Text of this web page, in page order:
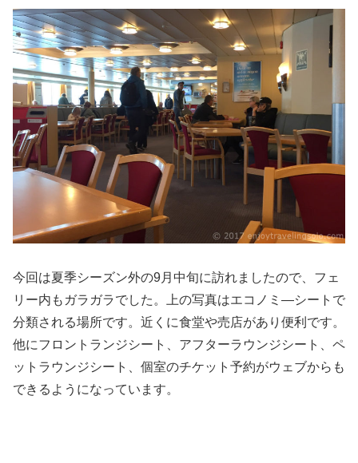
今回は夏季シーズン外の9月中旬に訪れましたので、フェ
リー内もガラガラでした。上の写真はエコノミ―シートで
分類される場所です。近くに食堂や売店があり便利です。
他にフロントランジシート、アフターラウンジシート、ペ
ットラウンジシート、個室のチケット予約がウェブからも
できるようになっています。